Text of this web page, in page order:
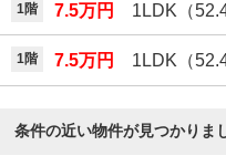
1階 7.5万円 1LDK（
1階 7.5万円 1LDK（
条件の近い物件が見つかりま